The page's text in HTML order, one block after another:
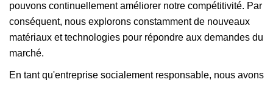
pouvons continuellement améliorer notre compétitivité. Par
conséquent, nous explorons constamment de nouveaux
matériaux et technologies pour répondre aux demandes du
marché.
En tant qu'entreprise socialement responsable, nous avons